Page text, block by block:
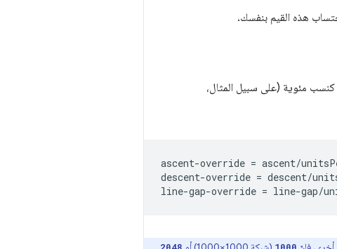
هذه القيم بنفسك.
مئوية (على سبيل المثال،
ascent-override = ascent/
descent-override = descent/